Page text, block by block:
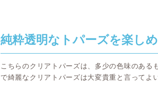
純粋透明なトパーズを楽し
こちらのクリアトパーズは、多少の色味のある
で綺麗なクリアトパーズは大変貴重と言ってよ